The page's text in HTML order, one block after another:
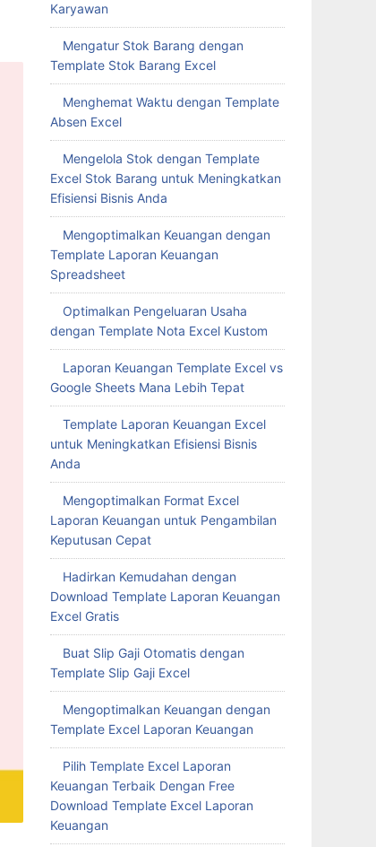
Karyawan
Mengatur Stok Barang dengan
Template Stok Barang Excel
Menghemat Waktu dengan Template
Absen Excel
Mengelola Stok dengan Template
Excel Stok Barang untuk Meningkatkan
Efisiensi Bisnis Anda
Mengoptimalkan Keuangan dengan
Template Laporan Keuangan
Spreadsheet
Optimalkan Pengeluaran Usaha
dengan Template Nota Excel Kustom
Laporan Keuangan Template Excel vs
Google Sheets Mana Lebih Tepat
Template Laporan Keuangan Excel
untuk Meningkatkan Efisiensi Bisnis
Anda
Mengoptimalkan Format Excel
Laporan Keuangan untuk Pengambilan
Keputusan Cepat
Hadirkan Kemudahan dengan
Download Template Laporan Keuangan
Excel Gratis
Buat Slip Gaji Otomatis dengan
Template Slip Gaji Excel
Mengoptimalkan Keuangan dengan
Template Excel Laporan Keuangan
Pilih Template Excel Laporan
Keuangan Terbaik Dengan Free
Download Template Excel Laporan
Keuangan